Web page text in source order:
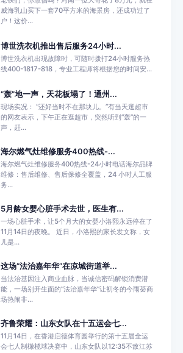
威海乳山买下一套70平方米的海景房，还成功过了
户！这价...
博世洗衣机推出售后服务24小时...
博世洗衣机出现故障时，可随时拨打24小时服务热
线400-1817-818，专业工程师将根据您的时间安...
“轰”地一声，天花板塌了！通州...
现场实况： “还好当时不在那块儿。”有当天逛超市
的网友表示，下午正在逛超市，突然听到“轰”的一
声，赶...
海尔燃气灶维修服务400热线-...
海尔燃气灶维修服务400热线-24小时电话海尔品牌
维修：售后维修、售后保修全覆盖，24 小时人工服
务...
5月龄女婴心脏手术去世，医生有...
一场心脏手术，让5个月大的女婴小洛熙永远停在了
11月14日的夜晚。 近日，小洛熙的家长发文称，女
儿是...
这场“法治嘉年华”在凉城街道举...
当法治基因注入商业血脉，当诚信密码解锁消费潜
能，一场别开生面的“法治嘉年华”让初冬的今雨荟商
场热闹非...
齐鲁荣耀：山东女队在十五运会七...
11月14日，在香港启德体育园举行的第十五届全运
会七人制橄榄球决赛中，山东女队以12:35不敌江苏